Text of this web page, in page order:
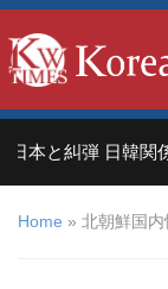
と糾弾 日韓関係
Home » 北朝鮮国内